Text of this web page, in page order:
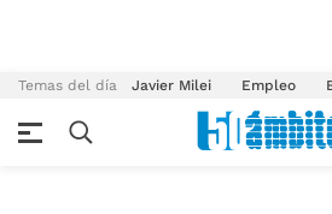
Temas del día Javier Milei Empleo